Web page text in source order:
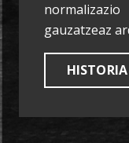
gauzatzeaz
HISTORIA